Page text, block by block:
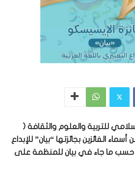
للتربية والعلوم والثقافة (
الفائزين بجائزتها “بيان” للإبداع
حسب ما جاء في بيان للمنظمة على